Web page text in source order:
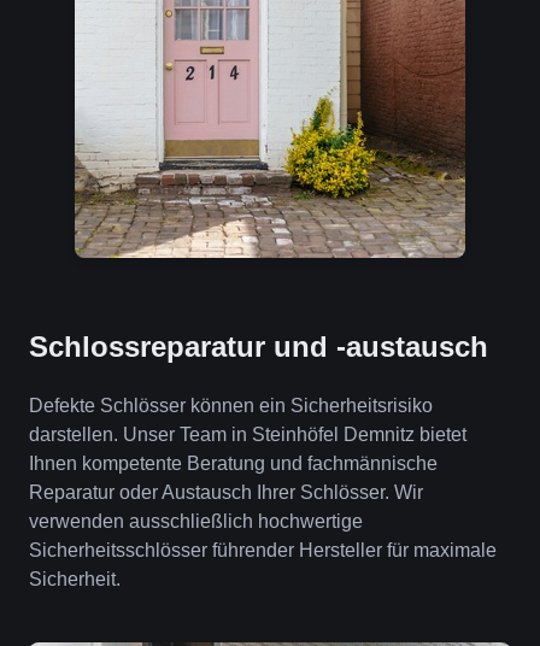
Schlossreparatur und -austausch
Defekte Schlösser können ein Sicherheitsrisiko
darstellen. Unser Team in Steinhöfel Demnitz bietet
Ihnen kompetente Beratung und fachmännische
Reparatur oder Austausch Ihrer Schlösser. Wir
verwenden ausschließlich hochwertige
Sicherheitsschlösser führender Hersteller für maximale
Sicherheit.